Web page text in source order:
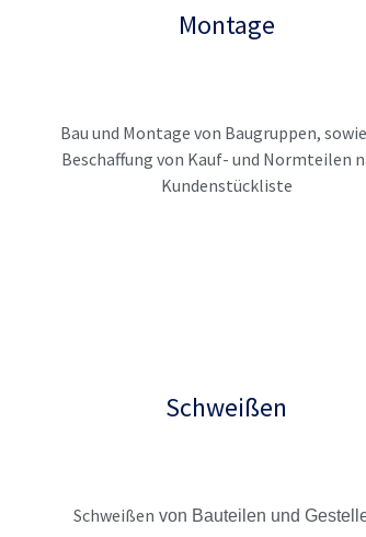
Montage
Bau und Montage von Baugruppen,
Beschaffung von Kauf- und Normteilen
Kundenstückliste
Schweißen
Schweißen von Bauteilen und